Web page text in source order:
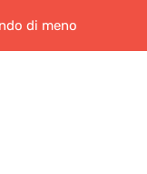
di meno